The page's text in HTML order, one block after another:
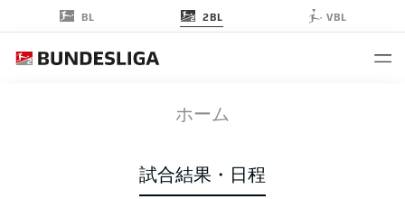
BL 2BL VBL
ホーム
試合結果・日程
STP H96